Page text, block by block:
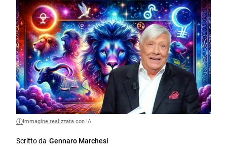
Immagine realizzata con IA
Scritto da Gennaro Marchesi